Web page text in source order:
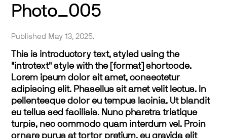
Photo_005
Published May 13, 2025.
This is introductory text, styled using the
"introtext" style with the [format] shortcode.
Lorem ipsum dolor sit amet, consectetur
adipiscing elit. Phasellus sit amet velit lectus. In
pellentesque dolor eu tempus lacinia. Ut blandit
eu tellus sed facilisis. Nunc pharetra tristique
turpis, nec commodo quam interdum vel. Proin
ornare purus at tortor pretium, eu gravida elit